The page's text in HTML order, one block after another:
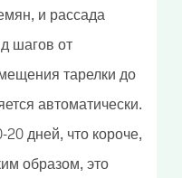
и рассада
шагов от
тарелки до
автоматически.
дней, что короче,
образом, это